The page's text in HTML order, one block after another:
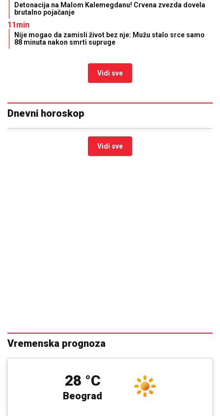
Detonacija na Malom Kalemegdanu! Crvena zvezda dovela
brutalno pojačanje
11min
Nije mogao da zamisli život bez nje: Mužu stalo srce samo
88 minuta nakon smrti supruge
Vidi sve
Dnevni horoskop
Vidi sve
Vremenska prognoza
Beograd
28 °C